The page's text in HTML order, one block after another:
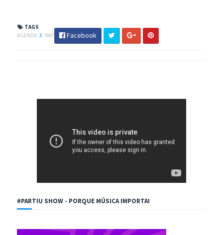
TAGS
AGENDA X RAP Facebook
#PARTIU SHOW - PORQUE MÚSICA IMPORTA!